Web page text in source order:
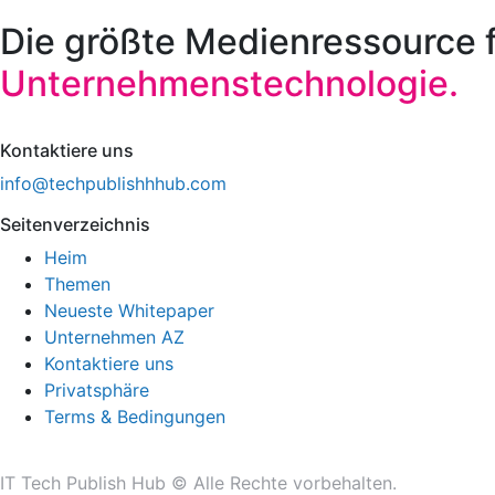
Die größte Medienressource
Unternehmenstechnologie.
Kontaktiere uns
info@techpublishhhub.com
Seitenverzeichnis
Heim
Themen
Neueste Whitepaper
Unternehmen AZ
Kontaktiere uns
Privatsphäre
Terms & Bedingungen
IT Tech Publish Hub © Alle Rechte vorbehalten.